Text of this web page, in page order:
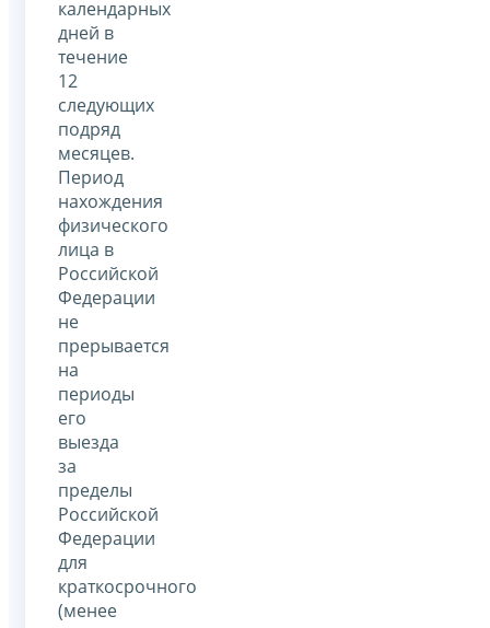
календарных
дней в
течение
12
следующих
подряд
месяцев.
Период
нахождения
физического
лица в
Российской
Федерации
не
прерывается
на
периоды
его
выезда
за
пределы
Российской
Федерации
для
краткосрочного
(менее